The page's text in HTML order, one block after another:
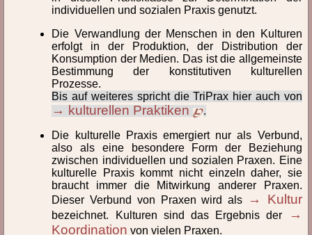
Pra
Pun
Pragmatismus
Praktiken
Praktiken, individuelle Praktiken, kulturelle
Praktiken, soziale
Praktiker
Praktizierende
Prämieren
Prämierung
Praxeologie, Disziplinen
Praxeologie, GrundannahmenPraxeologie, konnektive
individuellen und sozialen Praxis genutzt.
Die Verwandlung der Menschen in den Kulturen
erfolgt in der Produktion, der Distribution der
Konsumption der Medien. Das ist die allgemeinste
Bestimmung der konstitutiven kulturellen
Prozesse.
Bis auf weiteres spricht die TriPrax hier auch von
→ kulturellen Praktiken .
Die kulturelle Praxis emergiert nur als Verbund,
also als eine besondere Form der Beziehung
zwischen individuellen und sozialen Praxen. Eine
kulturelle Praxis kommt nicht einzeln daher, sie
braucht immer die Mitwirkung anderer Praxen.
Dieser Verbund von Praxen wird als
→ Kultur
bezeichnet. Kulturen sind das Ergebnis der
→
Koordination von vielen Praxen.